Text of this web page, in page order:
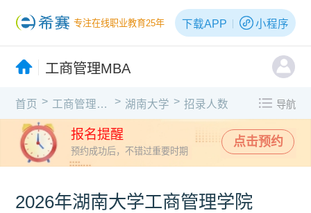
专注在线职业教育25年 下载APP 小程序
工商管理MBA
首页 > 工商管理MBA > 湖南大学 > 招录人数 导航
报名提醒
预约成功后，不错过重要时期
点击预约
2026年湖南大学工商管理学院